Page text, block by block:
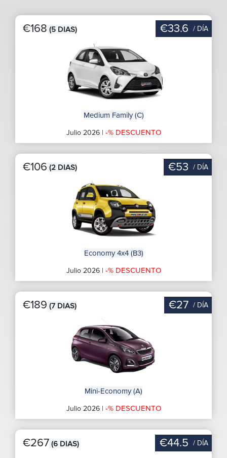
€168 (5 DIAS) €33.6 / DÍA
Medium Family (C)
Julio 2026 | -% DESCUENTO
€106 (2 DIAS) €53 / DÍA
Economy 4x4 (B3)
Julio 2026 | -% DESCUENTO
€189 (7 DIAS) €27 / DÍA
Mini-Economy (A)
Julio 2026 | -% DESCUENTO
€267 (6 DIAS) €44.5 / DÍA